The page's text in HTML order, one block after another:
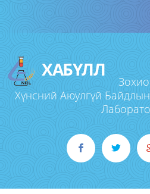
ХАБҮЛЛ
Хүнсний Аюулгүй